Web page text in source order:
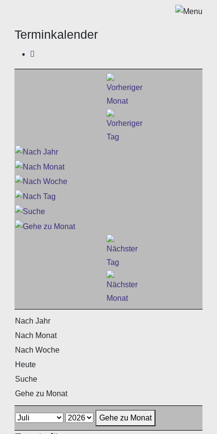
Terminkalender
Nach Jahr
Nach Monat
Nach Woche
Heute
Suche
Gehe zu Monat
Gehe zu Monat